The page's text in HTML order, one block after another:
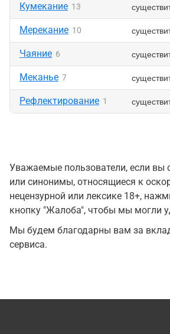
Кумекание 13
Мерекание 10
Чаяние 6
Меканье 7
Рефлектирование 1
Уважаемые пользователи, если вы
или синонимы, относящиеся к
нецензурной или лексике 18+,
кнопку "Жалоба", чтобы мы могли
Мы будем благодарны вам за
сервиса.